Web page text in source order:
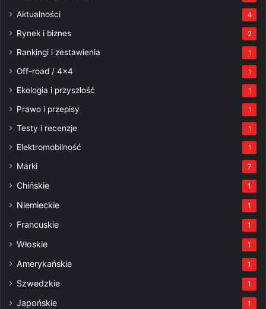
Aktualności 4
Rynek i biznes 2
Rankingi i zestawienia 1
Off-road / 4×4 1
Ekologia i przyszłość 1
Prawo i przepisy 1
Testy i recenzje 1
Elektromobilność 1
Marki 7
Chińskie 1
Niemieckie 1
Francuskie 1
Włoskie 1
Amerykańskie 1
Szwedzkie 1
Japońskie 1